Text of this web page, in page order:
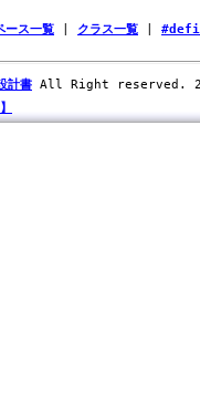
ース一覧 クラス一覧
計書 All Right reserved.